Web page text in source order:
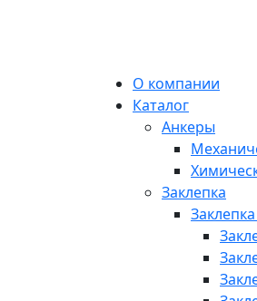
О компании
Каталог
Анкеры
Заклепка